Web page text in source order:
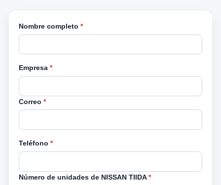
Nombre completo *
Empresa *
Correo *
Teléfono *
Número de unidades de NISSAN TIIDA*